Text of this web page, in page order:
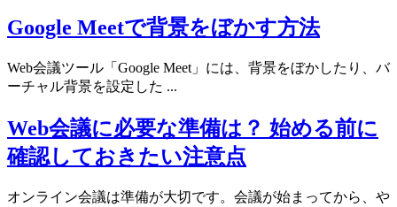
Google Meetで背景をぼかす方法
Web会議ツール「Google Meet」には、背景をぼかしたり、バ
ーチャル背景を設定した ...
Web会議に必要な準備は？ 始める前に
確認しておきたい注意点
オンライン会議は準備が大切です。会議が始まってから、や